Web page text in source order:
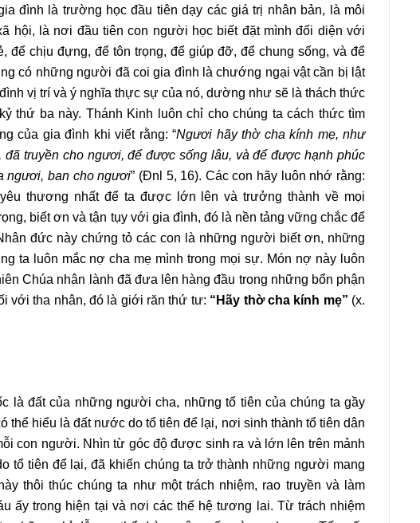
đình là trường học đầu tiên dạy các giá trị nhân bản, là môi
hội, là nơi đầu tiên con người học biết đặt mình đối diện với
để chịu đựng, để tôn trọng, để giúp đỡ, để chung sống, và để
có những người đã coi gia đình là chướng ngại vật cần bị lật
vị trí và ý nghĩa thực sự của nó, dường như sẽ là thách thức
thứ ba này. Thánh Kinh luôn chỉ cho chúng ta cách thức tìm
của gia đình khi viết rằng: “Ngươi hãy thờ cha kính mẹ, như
truyền cho ngươi, để được sống lâu, và để được hạnh phúc
ngươi, ban cho ngươi” (Đnl 5, 16). Các con hãy luôn nhớ rằng:
thương nhất để ta được lớn lên và trưởng thành về mọi
biết ơn và tận tụy với gia đình, đó là nền tảng vững chắc để
đức này chứng tỏ các con là những người biết ơn, những
ta luôn mắc nợ cha mẹ mình trong mọi sự. Món nợ này luôn
Chúa nhân lành đã đưa lên hàng đầu trong những bổn phận
với tha nhân, đó là giới răn thứ tư: “Hãy thờ cha kính mẹ” (x.
là đất của những người cha, những tổ tiên của chúng ta gầy
thể hiểu là đất nước do tổ tiên để lại, nơi sinh thành tổ tiên dân
con người. Nhìn từ góc độ được sinh ra và lớn lên trên mảnh
tổ tiên để lại, đã khiến chúng ta trở thành những người mang
thôi thúc chúng ta như một trách nhiệm, rao truyền và làm
ấy trong hiện tại và nơi các thế hệ tương lai. Từ trách nhiệm